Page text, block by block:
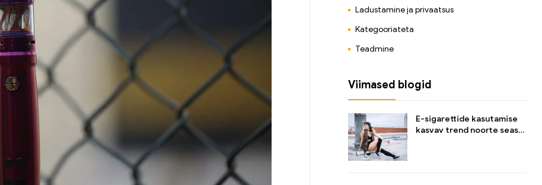
Ladustamine ja privaatsus
Kategooriateta
Teadmine
Viimased blogid
E-sigarettide kasutamise
kasvav trend noorte seas